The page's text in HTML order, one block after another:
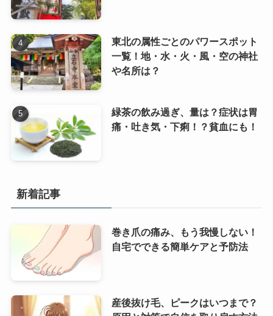
東北の属性ごとのパワースポット
一覧！地・水・火・風・空の神社
や名所は？
緑茶の飲み過ぎ、量は？症状は胃
痛・吐き気・下痢！？貧血にも！
新着記事
巻き爪の痛み、もう我慢しない！
自宅でできる簡単ケアと予防法
産後抜け毛、ピークはいつまで？